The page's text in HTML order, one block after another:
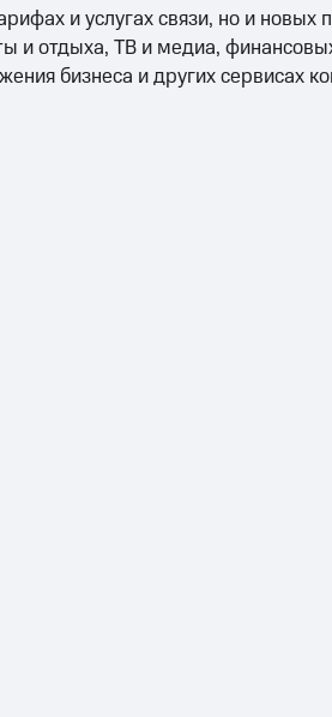
и услугах связи, но и новых
и отдыха, ТВ и медиа,
бизнеса и других сервисах